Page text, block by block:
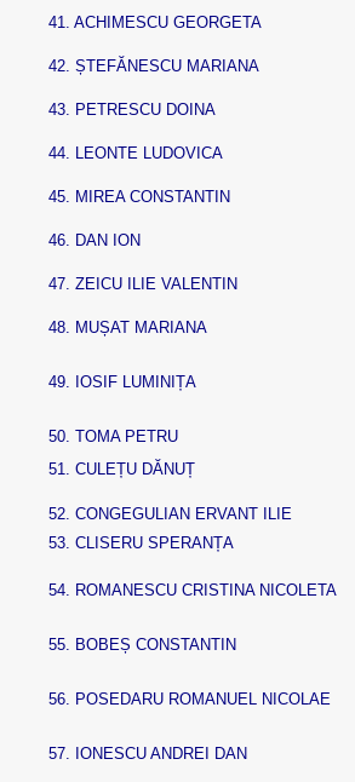
41. ACHIMESCU GEORGETA
42. ȘTEFĂNESCU MARIANA
43. PETRESCU DOINA
44. LEONTE LUDOVICA
45. MIREA CONSTANTIN
46. DAN ION
47. ZEICU ILIE VALENTIN
48. MUȘAT MARIANA
49. IOSIF LUMINIȚA
50. TOMA PETRU
51. CULEȚU DĂNUȚ
52. CONGEGULIAN ERVANT ILIE
53. CLISERU SPERANȚA
54. ROMANESCU CRISTINA NICOLETA
55. BOBEȘ CONSTANTIN
56. POSEDARU ROMANUEL NICOLAE
57. IONESCU ANDREI DAN